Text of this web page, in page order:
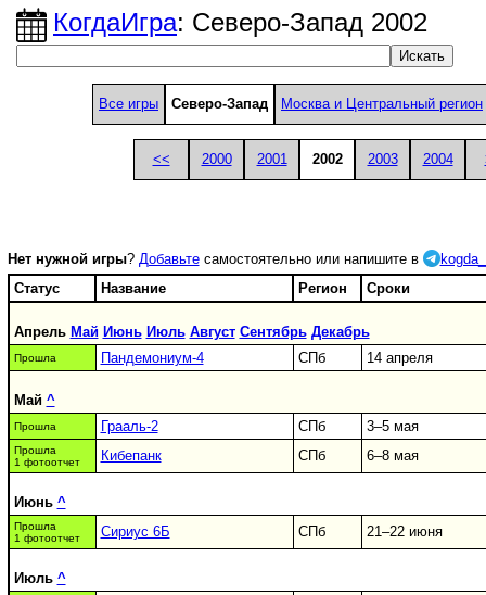
КогдаИгра: Северо-Запад 2002
Все игры Северо-Запад Москва и Центральный регион
<< 2000 2001 2002 2003 2004
Нет нужной игры? Добавьтесамостоятельно или напишите в
Статус
Название Регион Сроки
Апрель Май Июнь Июль Август Сентябрь Декабрь
Прошла Пандемониум-4 СПб 14 апреля
Май ^
Прошла Грааль-2 СПб 3–5 мая
Прошла
1 фотоотчет
Кибепанк СПб 6–8 мая
Июнь ^
Прошла
1 фотоотчет
Сириус 6Б СПб 21–22 июня
Июль ^